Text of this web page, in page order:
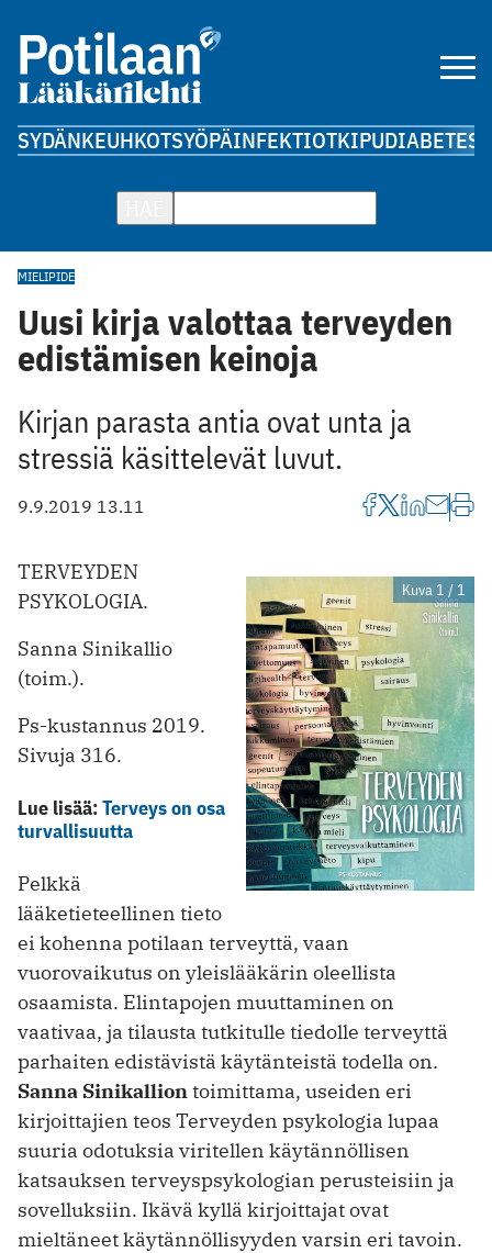
SYDÄNKEUHKOTSYÖPÄINFEKTIOTKIPUDIABETES
MIELIPIDE
Uusi kirja valottaa terveyden
edistämisen keinoja
Kirjan parasta antia ovat unta ja
stressiä käsittelevät luvut.
9.9.2019 13.11
Kuva 1 / 1
TERVEYDEN
PSYKOLOGIA.
Sanna Sinikallio
(toim.).
Ps-kustannus 2019.
Sivuja 316.
Lue lisää:Terveys on osa
turvallisuutta
Pelkkä
lääketieteellinen tieto
ei kohenna potilaan terveyttä, vaan
vuorovaikutus on yleislääkärin oleellista
osaamista. Elintapojen muuttaminen on
vaativaa, ja tilausta tutkitulle tiedolle terveyttä
parhaiten edistävistä käytänteistä todella on.
Sanna Sinikalliontoimittama, useiden eri
kirjoittajien teos Terveyden psykologia lupaa
suuria odotuksia viritellen käytännöllisen
katsauksen terveyspsykologian perusteisiin ja
sovelluksiin. Ikävä kyllä kirjoittajat ovat
mieltäneet käytännöllisyyden varsin eri tavoin.